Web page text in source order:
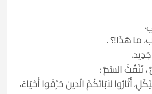
مَا هَذَا!؟ .
تَنْفُثُ السُّمُّ :
أَثَارُوا لِآبَائِكُمْ الَّذِينَ حَرَّقُوا أَحْيَاءً،